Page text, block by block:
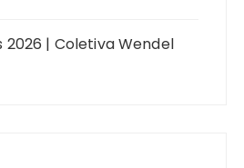
2026 | Coletiva Wendel